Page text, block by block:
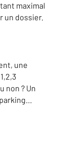
maximal
un dossier.
une
non ? Un